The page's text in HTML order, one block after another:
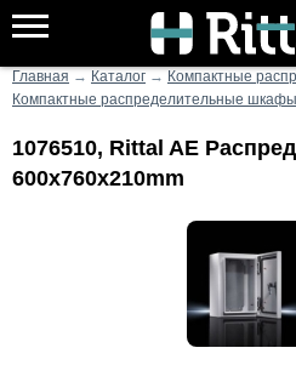
Главная → Каталог → Компактные
Компактные распределительные
1076510, Rittal AE
600x760x210mm